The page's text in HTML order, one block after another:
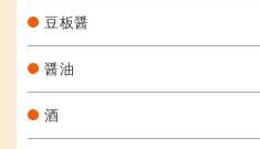
豆板醤
醤油
酒